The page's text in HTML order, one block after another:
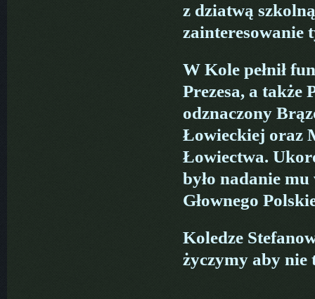
z dziatwą
zainteresowanie
W Kole pełnił
Prezesa, a także
odznaczony
Łowieckiej oraz
Łowiectwa.
było nadanie
Głownego
Koledze
życzymy aby nie